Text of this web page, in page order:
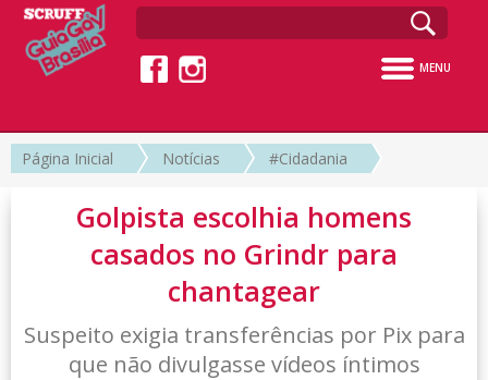
MENU
Página Inicial Notícias #Cidadania
Golpista escolhia homens
casados no Grindr para
chantagear
Suspeito exigia transferências por Pix para
que não divulgasse vídeos íntimos